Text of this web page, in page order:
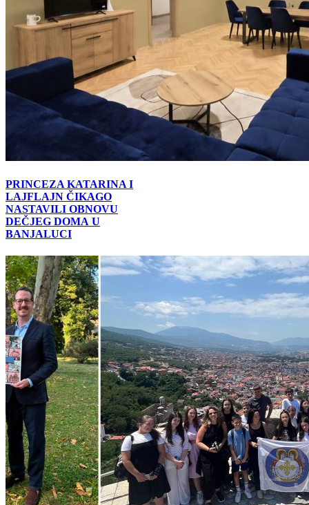
PRINCEZA KATARINA I
LAJFLAJN ČIKAGO
NASTAVILI OBNOVU
DEČJEG DOMА U
BANJALUCI